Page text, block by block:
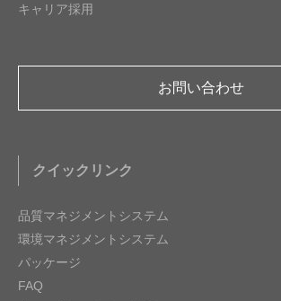
キャリア採用
お問い合わせ
クイックリンク
品質マネジメントシステム
環境マネジメントシステム
パッケージ
FAQ